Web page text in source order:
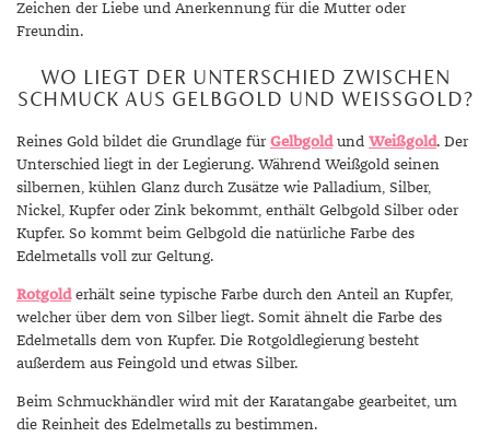
Zeichen der Liebe und Anerkennung für die Mutter oder
Freundin.
WO LIEGT DER UNTERSCHIED ZWISCHEN
SCHMUCK AUS GELBGOLD UND WEISSGOLD?
Reines Gold bildet die Grundlage für Gelbgold und Weißgold. Der
Unterschied liegt in der Legierung. Während Weißgold seinen
silbernen, kühlen Glanz durch Zusätze wie Palladium, Silber,
Nickel, Kupfer oder Zink bekommt, enthält Gelbgold Silber oder
Kupfer. So kommt beim Gelbgold die natürliche Farbe des
Edelmetalls voll zur Geltung.
Rotgold erhält seine typische Farbe durch den Anteil an Kupfer,
welcher über dem von Silber liegt. Somit ähnelt die Farbe des
Edelmetalls dem von Kupfer. Die Rotgoldlegierung besteht
außerdem aus Feingold und etwas Silber.
Beim Schmuckhändler wird mit der Karatangabe gearbeitet, um
die Reinheit des Edelmetalls zu bestimmen.